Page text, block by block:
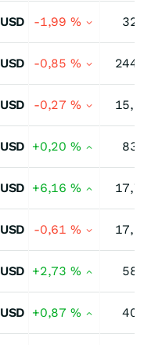
USD -1,99 %
USD -0,85 %
USD -0,27 %
USD +0,20 %
USD +6,16 %
USD -0,61 %
USD +2,73 %
USD +0,87 %